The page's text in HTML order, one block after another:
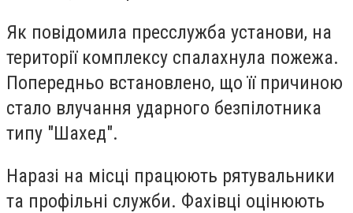
Як повідомила пресслужба установи, на
території комплексу спалахнула пожежа.
Попередньо встановлено, що її причиною
стало влучання ударного безпілотника
типу "Шахед".
Наразі на місці працюють рятувальники
та профільні служби. Фахівці оцінюють